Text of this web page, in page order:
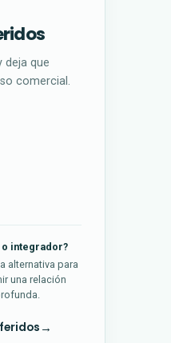
deja que
comercial.
integrador?
alternativa para
una relación